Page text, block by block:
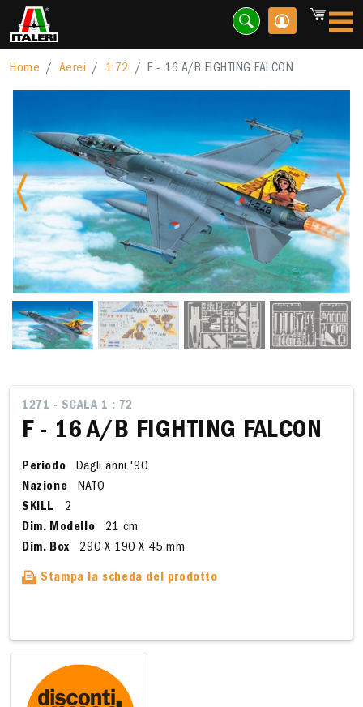
Home Aerei 1:72 F - 16 A/B FIGHTING FALCON
Previous
1271 - SCALA 1 : 72
F - 16 A/B FIGHTING FALCON
Periodo
Dagli anni '90
Nazione
NATO
SKILL
2
Dim. Modello
21 cm
Dim. Box
290 X 190 X 45 mm
Stampa la scheda del prodotto